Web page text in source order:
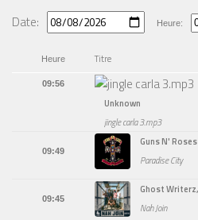
Date: Heure:
Heure Titre
09:56
Unknown
jingle carla 3.mp3
09:49
Guns N' Roses
Paradise City
09:45
Nah Join